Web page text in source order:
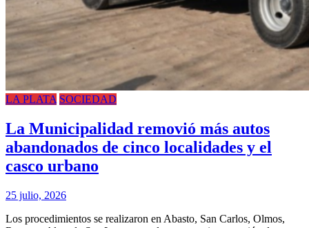
LA PLATA SOCIEDAD
La Municipalidad removió más autos
abandonados de cinco localidades y el
casco urbano
25 julio, 2026
Los procedimientos se realizaron en Abasto, San Carlos, Olmos,